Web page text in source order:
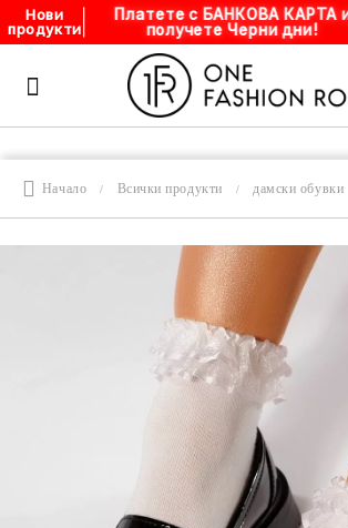
Нови
продукти
Платете с БАНКОВА КАРТА и
получете Черни дни!
Начало Всички продукти дамски обувки